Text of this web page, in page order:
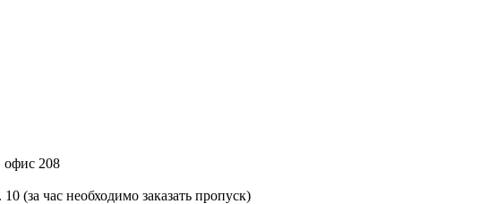
офис 208
(за час необходимо заказать пропуск)